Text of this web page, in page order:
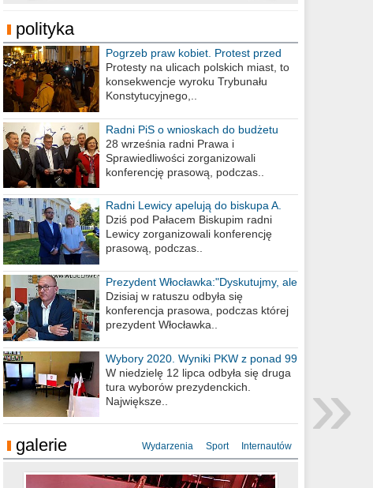
polityka
Pogrzeb praw kobiet. Protest przed
biurem poselskim PiS
Protesty na ulicach polskich miast, to
konsekwencje wyroku Trybunału
Konstytucyjnego,..
Radni PiS o wnioskach do budżetu
miasta na 2021 rok
28 września radni Prawa i
Sprawiedliwości zorganizowali
konferencję prasową, podczas..
Radni Lewicy apelują do biskupa A.
Wiesława Meringa
Dziś pod Pałacem Biskupim radni
Lewicy zorganizowali konferencję
prasową, podczas..
Prezydent Włocławka:"Dyskutujmy, ale
nie obrażajmy się”
Dzisiaj w ratuszu odbyła się
konferencja prasowa, podczas której
prezydent Włocławka..
Wybory 2020. Wyniki PKW z ponad 99
procent obwodów
W niedzielę 12 lipca odbyła się druga
tura wyborów prezydenckich.
Największe..
galerie Wydarzenia Sport Internautów
Sylwester Hotel Młyn 31.12.2018
Sylwester Miejski 31.12.2018
Sylwester Loft 31.12.2018
»